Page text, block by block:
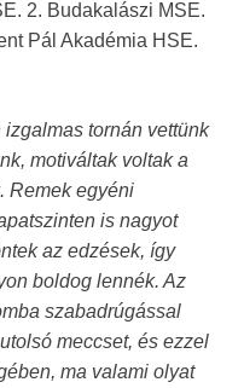
2. Budakalászi MSE.
Pál Akadémia HSE.
tornán vettünk
motiváltak voltak a
Remek egyéni
is nagyot
az edzések, így
boldog lennék. Az
szabadrúgással
meccset, és ezzel
ma valami olyat